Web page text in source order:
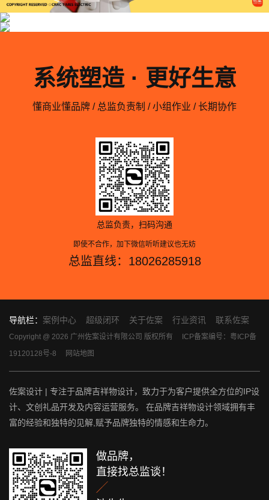
系统塑造 · 更好生意
懂商业懂品牌 / 总监负责制 / 小组作业 / 长期协作
总监负责，扫码沟通
即使不合作，加下微信听听建议也无妨
总监直线：18026285918
导航栏： 案例中心 超级闭环 关于佐案 行业资讯 联系佐案
Copyright @ 2026 广州佐案设计有限公司 版权所有 ICP备案编号：粤ICP备
19120128号-8
网站地图
佐案设计 | 专注于品牌吉祥物设计，致力于为客户提供全方位的IP设
计、文创礼品开发及内容运营服务。 在品牌吉祥物设计领域拥有丰
富的经验和独特的见解,赋予品牌独特的情感和生命力。
做品牌，
直接找总监谈！
